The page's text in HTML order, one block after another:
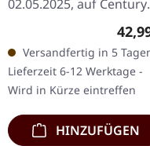
02.05.2025, auf Century
Media Records. Dunkel
blutrotes Doppel-Vinyl
Gatefold-Cover,
bedruckte…
Versandfertig in 5
Lieferzeit 6-12 Werktage -
Wird in Kürze eintreffen
HINZUFÜGEN